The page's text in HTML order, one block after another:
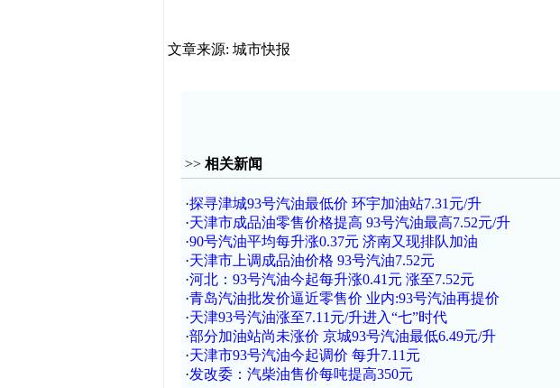
文章来源: 城市快报
>> 相关新闻
·探寻津城93号汽油最低价 环宇加油站7.31元/升
·天津市成品油零售价格提高 93号汽油最高7.52元/升
·90号汽油平均每升涨0.37元 济南又现排队加油
·天津市上调成品油价格 93号汽油7.52元
·河北：93号汽油今起每升涨0.41元 涨至7.52元
·青岛汽油批发价逼近零售价 业内:93号汽油再提价
·天津93号汽油涨至7.11元/升进入“七”时代
·部分加油站尚未涨价 京城93号汽油最低6.49元/升
·天津市93号汽油今起调价 每升7.11元
·发改委：汽柴油售价每吨提高350元